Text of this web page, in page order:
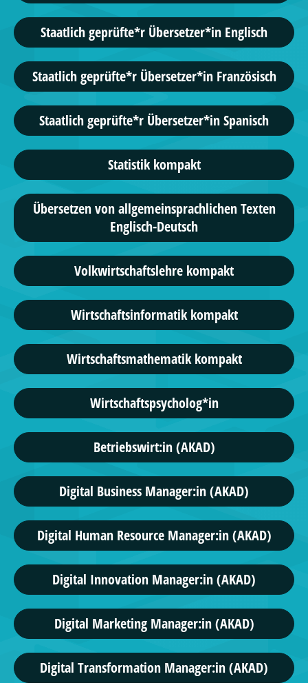
Staatlich geprüfte*r Übersetzer*in Englisch
Staatlich geprüfte*r Übersetzer*in Französisch
Staatlich geprüfte*r Übersetzer*in Spanisch
Statistik kompakt
Übersetzen von allgemeinsprachlichen Texten
Englisch-Deutsch
Volkwirtschaftslehre kompakt
Wirtschaftsinformatik kompakt
Wirtschaftsmathematik kompakt
Wirtschaftspsycholog*in
Betriebswirt:in (AKAD)
Digital Business Manager:in (AKAD)
Digital Human Resource Manager:in (AKAD)
Digital Innovation Manager:in (AKAD)
Digital Marketing Manager:in (AKAD)
Digital Transformation Manager:in (AKAD)